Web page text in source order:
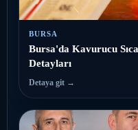
BURSA
Bursa'da Kavurucu
Detayları
Detaya git →